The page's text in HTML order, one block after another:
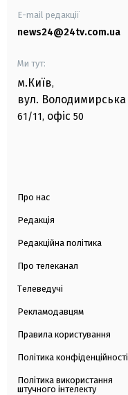
E-mail редакції
news24@24tv.com.ua
Ми тут:
м.Київ,
вул. Володимирська
61/11, офіс 50
Про нас
Редакція
Редакційна політика
Про телеканал
Телеведучі
Рекламодавцям
Правила користування
Політика конфіденційності
Політика використання
штучного інтелекту